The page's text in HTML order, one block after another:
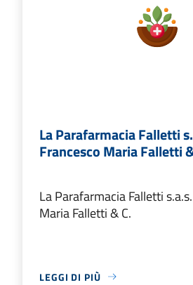
La Parafarmacia Falletti
Francesco Maria Falletti
La Parafarmacia Falletti
Maria Falletti & C.
LEGGI DI PIÙ